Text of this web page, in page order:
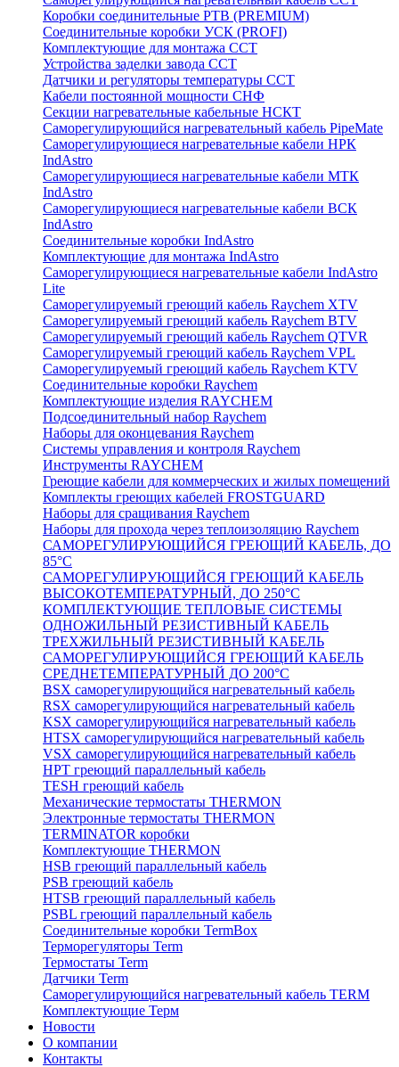
Коробки соединительные РТВ (PREMIUM)
Соединительные коробки УСК (PROFI)
Комплектующие для монтажа ССТ
Устройства заделки завода ССТ
Датчики и регуляторы температуры ССТ
Кабели постоянной мощности СНФ
Секции нагревательные кабельные НСКТ
Саморегулирующийся нагревательный кабель PipeMate
Саморегулирующиеся нагревательные кабели НРК
IndAstro
Саморегулирующиеся нагревательные кабели МТК
IndAstro
Саморегулирующиеся нагревательные кабели ВСК
IndAstro
Соединительные коробки IndAstro
Комплектующие для монтажа IndAstro
Саморегулирующиеся нагревательные кабели IndAstro
Lite
Саморегулируемый греющий кабель Raychem XTV
Саморегулируемый греющий кабель Raychem BTV
Саморегулируемый греющий кабель Raychem QTVR
Саморегулируемый греющий кабель Raychem VPL
Саморегулируемый греющий кабель Raychem KTV
Соединительные коробки Raychem
Комплектующие изделия RAYCHEM
Подсоединительный набор Raychem
Наборы для оконцевания Raychem
Системы управления и контроля Raychem
Инструменты RAYCHEM
Греющие кабели для коммерческих и жилых помещений
Комплекты греющих кабелей FROSTGUARD
Наборы для сращивания Raychem
Наборы для прохода через теплоизоляцию Raychem
САМОРЕГУЛИРУЮЩИЙСЯ ГРЕЮЩИЙ КАБЕЛЬ, ДО
85°С
САМОРЕГУЛИРУЮЩИЙСЯ ГРЕЮЩИЙ КАБЕЛЬ
ВЫСОКОТЕМПЕРАТУРНЫЙ, ДО 250°С
КОМПЛЕКТУЮЩИЕ ТЕПЛОВЫЕ СИСТЕМЫ
ОДНОЖИЛЬНЫЙ РЕЗИСТИВНЫЙ КАБЕЛЬ
ТРЕХЖИЛЬНЫЙ РЕЗИСТИВНЫЙ КАБЕЛЬ
САМОРЕГУЛИРУЮЩИЙСЯ ГРЕЮЩИЙ КАБЕЛЬ
СРЕДНЕТЕМПЕРАТУРНЫЙ ДО 200°С
BSX саморегулирующийся нагревательный кабель
RSX саморегулирующийся нагревательный кабель
KSX саморегулирующийся нагревательный кабель
HTSX саморегулирующийся нагревательный кабель
VSX саморегулирующийся нагревательный кабель
НРТ греющий параллельный кабель
TESH греющий кабель
Механические термостаты THERMON
Электронные термостаты THERMON
TERMINATOR коробки
Комплектующие THERMON
HSB греющий параллельный кабель
PSB греющий кабель
HTSB греющий параллельный кабель
PSBL греющий параллельный кабель
Соединительные коробки TermBox
Терморегуляторы Term
Термостаты Term
Датчики Term
Саморегулирующийся нагревательный кабель TERM
Комплектующие Терм
Новости
О компании
Контакты